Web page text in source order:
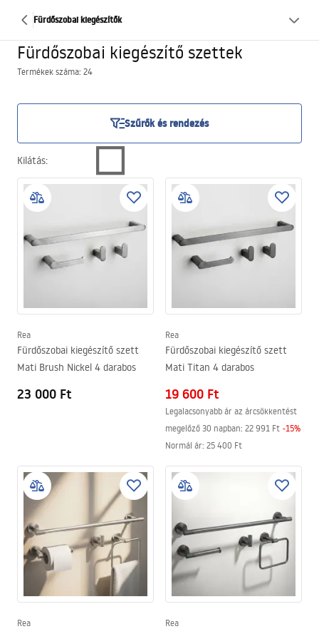
Fürdőszobai kiegészítők
Fürdőszobai kiegészítő szettek
Termékek száma: 24
Szűrők és rendezés
Kilátás:
Rea
Fürdőszobai kiegészítő szett
Mati Brush Nickel 4 darabos
23 000 Ft
Rea
Fürdőszobai kiegészítő szett
Mati Titan 4 darabos
19 600 Ft
Legalacsonyabb ár az árcsökkentést
megelőző 30 napban: 22 991 Ft -15%
Normál ár: 25 400 Ft
Rea Rea